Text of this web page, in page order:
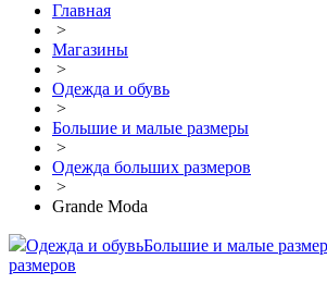
Главная
>
Магазины
>
Одежда и обувь
>
Большие и малые размеры
>
Одежда больших размеров
>
Grande Moda
Одежда и обувьБольшие и малые
размеров